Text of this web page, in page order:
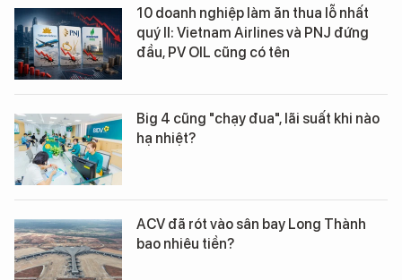
10 doanh nghiệp làm ăn thua lỗ nhất
quý II: Vietnam Airlines và PNJ đứng
đầu, PV OIL cũng có tên
Big 4 cũng "chạy đua", lãi suất khi nào
hạ nhiệt?
ACV đã rót vào sân bay Long Thành
bao nhiêu tiền?